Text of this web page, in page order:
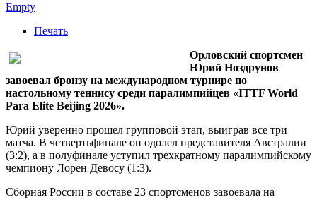
Empty
Печать
Орловский спортсмен
Юрий Ноздрунов
завоевал бронзу на международном турнире по
настольному теннису среди паралимпийцев «ITTF World
Para Elite Beijing 2026».
Юрий уверенно прошел групповой этап, выиграв все три
матча. В четвертьфинале он одолел представителя Австралии
(3:2), а в полуфинале уступил трехкратному паралимпийскому
чемпиону Лорен Девосу (1:3).
Сборная России в составе 23 спортсменов завоевала на